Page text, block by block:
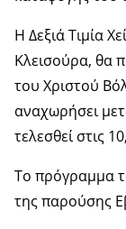
Η Δεξιά Τιμία
Κλεισούρα, θα
του Χριστού
αναχωρήσει
τελεσθεί στις
Το πρόγραμμα
της παρούσης